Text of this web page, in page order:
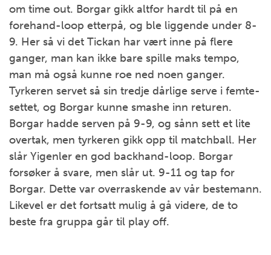
om time out. Borgar gikk altfor hardt til på en
forehand-loop etterpå, og ble liggende under 8-
9. Her så vi det Tickan har vært inne på flere
ganger, man kan ikke bare spille maks tempo,
man må også kunne roe ned noen ganger.
Tyrkeren servet så sin tredje dårlige serve i femte-
settet, og Borgar kunne smashe inn returen.
Borgar hadde serven på 9-9, og sånn sett et lite
overtak, men tyrkeren gikk opp til matchball. Her
slår Yigenler en god backhand-loop. Borgar
forsøker å svare, men slår ut. 9-11 og tap for
Borgar. Dette var overraskende av vår bestemann.
Likevel er det fortsatt mulig å gå videre, de to
beste fra gruppa går til play off.